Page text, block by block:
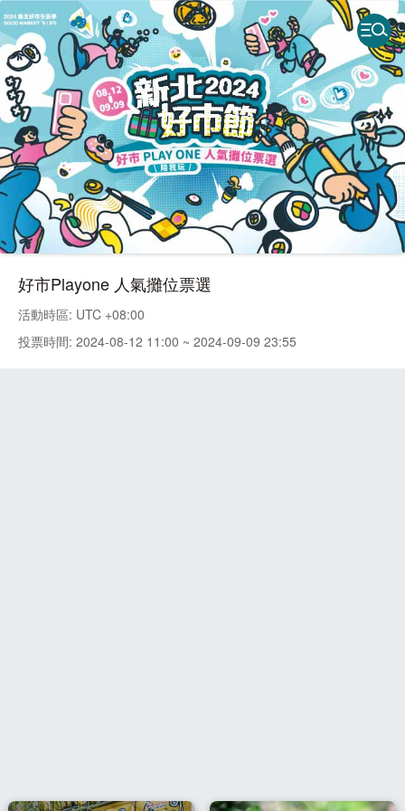
好市Playone 人氣攤位票選
活動時區: UTC +08:00
投票時間: 2024-08-12 11:00 ~ 2024-09-09 23:55